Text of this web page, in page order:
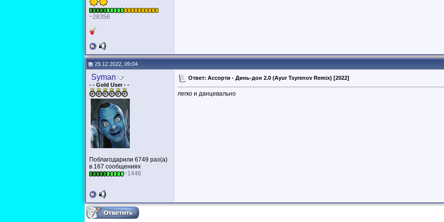
~28356
29.12.2022, 09:04
Syman
- - Gold User - -
Поблагодарили 6749 раз(а)
в 167 сообщениях
~1446
Ответ: Ассорти - Динь-дон 2.0 (Ayur Tsyrenov Remix) [2022]
легко и данцевально